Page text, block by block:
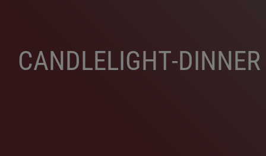
CANDLELIGHT-DINNER